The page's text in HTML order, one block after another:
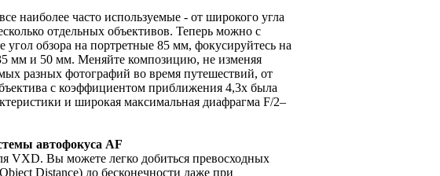
наиболее часто используемые - от широкого угла
отдельных объективов. Теперь можно с
обзора на портретные 85 мм, фокусируйтесь на
мм и 50 мм. Меняйте композицию, не изменяя
разных фотографий во время путешествий, от
с коэффициентом приближения 4,3x была
и широкая максимальная диафрагма F/2–
автофокуса AF
VXD. Вы можете легко добиться превосходных
Distance) до бесконечности даже при